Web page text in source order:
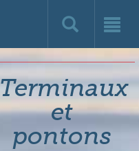
Terminaux
et
pontons